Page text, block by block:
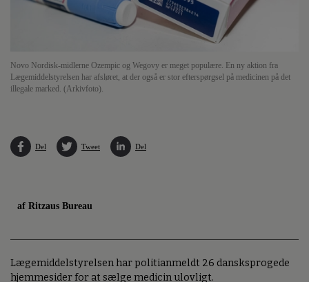
Novo Nordisk-midlerne Ozempic og Wegovy er meget populære. En ny aktion fra
Lægemiddelstyrelsen har afsløret, at der også er stor efterspørgsel på medicinen på det
illegale marked. (Arkivfoto).
Del Tweet Del
af Ritzaus Bureau
Lægemiddelstyrelsen har politianmeldt 26 dansksprogede
hjemmesider for at sælge medicin ulovligt.